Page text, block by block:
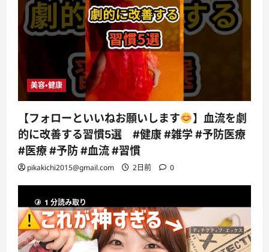
美容・健康
【フォローといいねお願いします
】血流を劇
的に改善する習慣5選 #健康 #雑学 #予防医療
#医療 #予防 #血流 #習慣
pikakichi2015@gmail.com 2日前 0
1 分読み取り